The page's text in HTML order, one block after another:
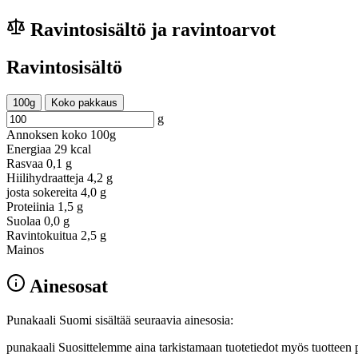
Ravintosisältö ja ravintoarvot
Ravintosisältö
100g Koko pakkaus
g
Annoksen koko 100g
Energiaa 29 kcal
Rasvaa 0,1 g
Hiilihydraatteja 4,2 g
josta sokereita 4,0 g
Proteiinia 1,5 g
Suolaa 0,0 g
Ravintokuitua 2,5 g
Mainos
Ainesosat
Punakaali Suomi sisältää seuraavia ainesosia:
punakaali Suosittelemme aina tarkistamaan tuotetiedot myös tuotteen